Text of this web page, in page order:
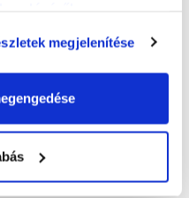
megjelenítése